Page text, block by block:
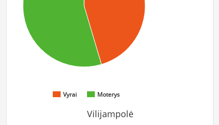
Vyrai Moterys
Vilijampolė